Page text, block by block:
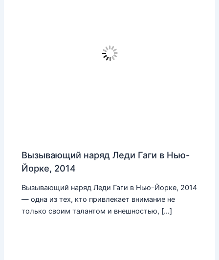
Вызывающий наряд Леди Гаги в Нью-
Йорке, 2014
Вызывающий наряд Леди Гаги в Нью-Йорке, 2014
— одна из тех, кто привлекает внимание не
только своим талантом и внешностью, […]